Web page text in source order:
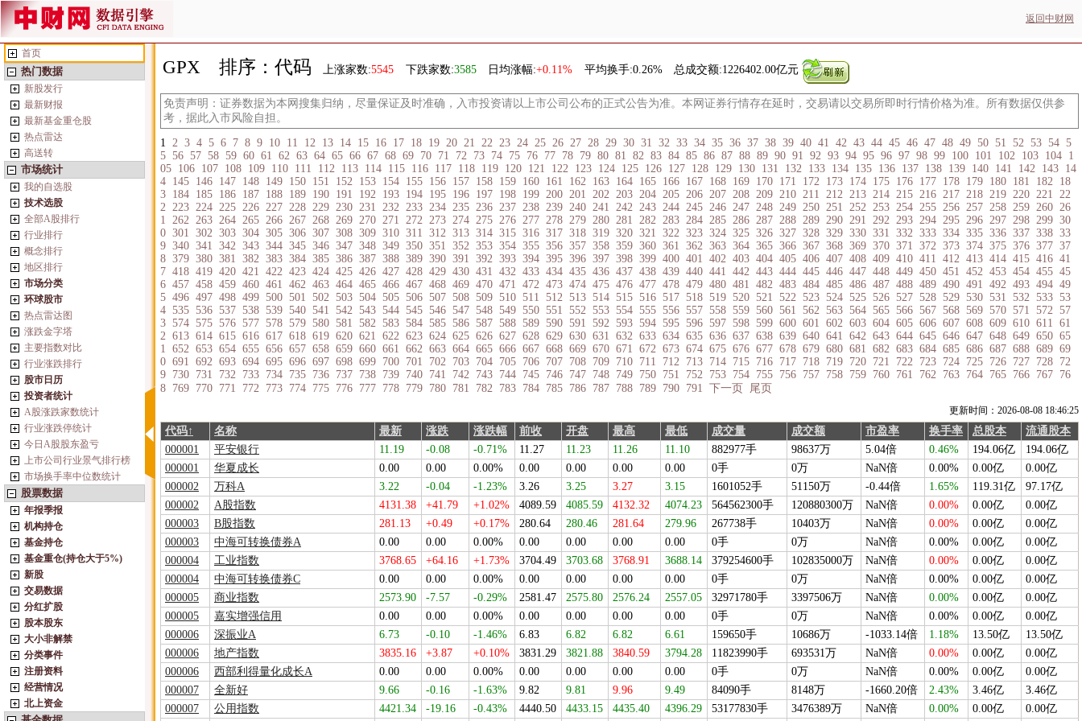
返回中财网
首页
热门数据
新股发行
最新财报
最新基金重仓股
热点雷达
高送转
市场统计
我的自选股
技术选股
全部A股排行
行业排行
概念排行
地区排行
市场分类
环球股市
热点雷达图
涨跌金字塔
主要指数对比
行业涨跌排行
股市日历
投资者统计
A股涨跌家数统计
行业涨跌停统计
今日A股股东盈亏
上市公司行业景气排行榜
市场换手率中位数统计
股票数据
年报季报
机构持仓
基金持仓
基金重仓(持仓大于5%)
新股
交易数据
分红扩股
股本股东
大小非解禁
分类事件
注册资料
经营情况
北上资金
GPX 排序：代码 上涨家数:5545 下跌家数:3585 日均涨幅:+0.11% 平均换手:0.26% 总成交额:1226402.00亿元
免责声明：证券数据为本网搜集归纳，尽量保证及时准确，入市投资请以上市公司公布的正式公告为准。本网证券行情存在延时，交易请以交易所即时行情价格为准。所有数据仅供参
考，据此入市风险自担。
1 2 3 4 5 6 7 8 9 10 11 12 13 14 15 16 17 18 19 20 21 22 23 24 25 26 27 28 29 30 31 32 33 34 35 36 37 38 39 40 41 42 43 44 45 46 47 48 49 50 51 52 53 54 5
5 56 57 58 59 60 61 62 63 64 65 66 67 68 69 70 71 72 73 74 75 76 77 78 79 80 81 82 83 84 85 86 87 88 89 90 91 92 93 94 95 96 97 98 99 100 101 102 103 104 1
05 106 107 108 109 110 111 112 113 114 115 116 117 118 119 120 121 122 123 124 125 126 127 128 129 130 131 132 133 134 135 136 137 138 139 140 141 142 143 14
4 145 146 147 148 149 150 151 152 153 154 155 156 157 158 159 160 161 162 163 164 165 166 167 168 169 170 171 172 173 174 175 176 177 178 179 180 181 182 18
3 184 185 186 187 188 189 190 191 192 193 194 195 196 197 198 199 200 201 202 203 204 205 206 207 208 209 210 211 212 213 214 215 216 217 218 219 220 221 22
2 223 224 225 226 227 228 229 230 231 232 233 234 235 236 237 238 239 240 241 242 243 244 245 246 247 248 249 250 251 252 253 254 255 256 257 258 259 260 26
1 262 263 264 265 266 267 268 269 270 271 272 273 274 275 276 277 278 279 280 281 282 283 284 285 286 287 288 289 290 291 292 293 294 295 296 297 298 299 30
0 301 302 303 304 305 306 307 308 309 310 311 312 313 314 315 316 317 318 319 320 321 322 323 324 325 326 327 328 329 330 331 332 333 334 335 336 337 338 33
9 340 341 342 343 344 345 346 347 348 349 350 351 352 353 354 355 356 357 358 359 360 361 362 363 364 365 366 367 368 369 370 371 372 373 374 375 376 377 37
8 379 380 381 382 383 384 385 386 387 388 389 390 391 392 393 394 395 396 397 398 399 400 401 402 403 404 405 406 407 408 409 410 411 412 413 414 415 416 41
7 418 419 420 421 422 423 424 425 426 427 428 429 430 431 432 433 434 435 436 437 438 439 440 441 442 443 444 445 446 447 448 449 450 451 452 453 454 455 45
6 457 458 459 460 461 462 463 464 465 466 467 468 469 470 471 472 473 474 475 476 477 478 479 480 481 482 483 484 485 486 487 488 489 490 491 492 493 494 49
5 496 497 498 499 500 501 502 503 504 505 506 507 508 509 510 511 512 513 514 515 516 517 518 519 520 521 522 523 524 525 526 527 528 529 530 531 532 533 53
4 535 536 537 538 539 540 541 542 543 544 545 546 547 548 549 550 551 552 553 554 555 556 557 558 559 560 561 562 563 564 565 566 567 568 569 570 571 572 57
3 574 575 576 577 578 579 580 581 582 583 584 585 586 587 588 589 590 591 592 593 594 595 596 597 598 599 600 601 602 603 604 605 606 607 608 609 610 611 61
2 613 614 615 616 617 618 619 620 621 622 623 624 625 626 627 628 629 630 631 632 633 634 635 636 637 638 639 640 641 642 643 644 645 646 647 648 649 650 65
1 652 653 654 655 656 657 658 659 660 661 662 663 664 665 666 667 668 669 670 671 672 673 674 675 676 677 678 679 680 681 682 683 684 685 686 687 688 689 69
0 691 692 693 694 695 696 697 698 699 700 701 702 703 704 705 706 707 708 709 710 711 712 713 714 715 716 717 718 719 720 721 722 723 724 725 726 727 728 72
9 730 731 732 733 734 735 736 737 738 739 740 741 742 743 744 745 746 747 748 749 750 751 752 753 754 755 756 757 758 759 760 761 762 763 764 765 766 767 76
8 769 770 771 772 773 774 775 776 777 778 779 780 781 782 783 784 785 786 787 788 789 790 791 下一页 尾页
更新时间：2026-08-08 18:46:25
代码↑ 名称 最新 涨跌 涨跌幅 前收 开盘 最高 最低 成交量 成交额 市盈率 换手率 总股本
流通股本
000001
平安银行 11.19 -0.08 -0.71% 11.27 11.23 11.26 11.10 882977手 98637万 5.04倍 0.46% 194.06亿
194.06亿
000001
华夏成长 0.00 0.00 0.00% 0.00 0.00 0.00 0.00 0手 0万 NaN倍 0.00% 0.00亿
0.00亿
000002
万科A 3.22 -0.04 -1.23% 3.26 3.25 3.27 3.15 1601052手 51150万 -0.44倍 1.65% 119.31亿
97.17亿
000002
A股指数 4131.38 +41.79 +1.02% 4089.59 4085.59 4132.32 4074.23 564562300手 120880300万 NaN倍 0.00% 0.00亿
0.00亿
000003
B股指数 281.13 +0.49 +0.17% 280.64 280.46 281.64 279.96 267738手 10403万 NaN倍 0.00% 0.00亿
0.00亿
000003
中海可转换债券A 0.00 0.00 0.00% 0.00 0.00 0.00 0.00 0手 0万 NaN倍 0.00% 0.00亿
0.00亿
000004
工业指数 3768.65 +64.16 +1.73% 3704.49 3703.68 3768.91 3688.14 379254600手 102835000万 NaN倍 0.00% 0.00亿
0.00亿
000004
中海可转换债券C 0.00 0.00 0.00% 0.00 0.00 0.00 0.00 0手 0万 NaN倍 0.00% 0.00亿
0.00亿
000005
商业指数 2573.90 -7.57 -0.29% 2581.47 2575.80 2576.24 2557.05 32971780手 3397506万 NaN倍 0.00% 0.00亿
0.00亿
000005
嘉实增强信用 0.00 0.00 0.00% 0.00 0.00 0.00 0.00 0手 0万 NaN倍 0.00% 0.00亿
0.00亿
000006
深振业A 6.73 -0.10 -1.46% 6.83 6.82 6.82 6.61 159650手 10686万 -1033.14倍 1.18% 13.50亿
13.50亿
000006
地产指数 3835.16 +3.87 +0.10% 3831.29 3821.88 3840.59 3794.28 11823990手 693531万 NaN倍 0.00% 0.00亿
0.00亿
000006
西部利得量化成长A 0.00 0.00 0.00% 0.00 0.00 0.00 0.00 0手 0万 NaN倍 0.00% 0.00亿
0.00亿
000007
全新好 9.66 -0.16 -1.63% 9.82 9.81 9.96 9.49 84090手 8148万 -1660.20倍 2.43% 3.46亿
3.46亿
000007
公用指数 4421.34 -19.16 -0.43% 4440.50 4433.15 4435.40 4396.29 53177830手 3476389万 NaN倍 0.00% 0.00亿 0.00亿